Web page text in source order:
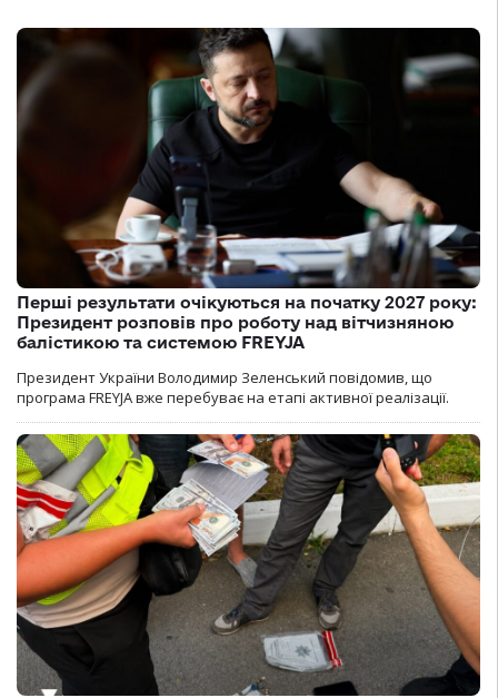
Перші результати очікуються на початку 2027 року:
Президент розповів про роботу над вітчизняною
балістикою та системою FREYJA
Президент України Володимир Зеленський повідомив, що
програма FREYJA вже перебуває на етапі активної реалізації.